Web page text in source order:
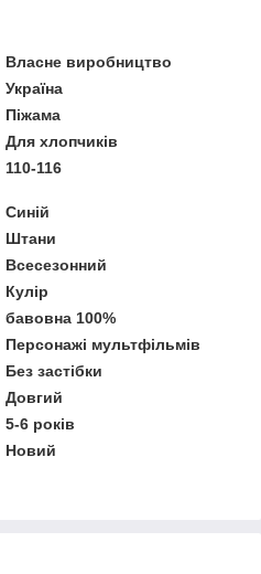
Власне виробництво
Україна
Піжама
Для хлопчиків
110-116
Синій
Штани
Всесезонний
Кулір
бавовна 100%
Персонажі мультфільмів
Без застібки
Довгий
5-6 років
Новий